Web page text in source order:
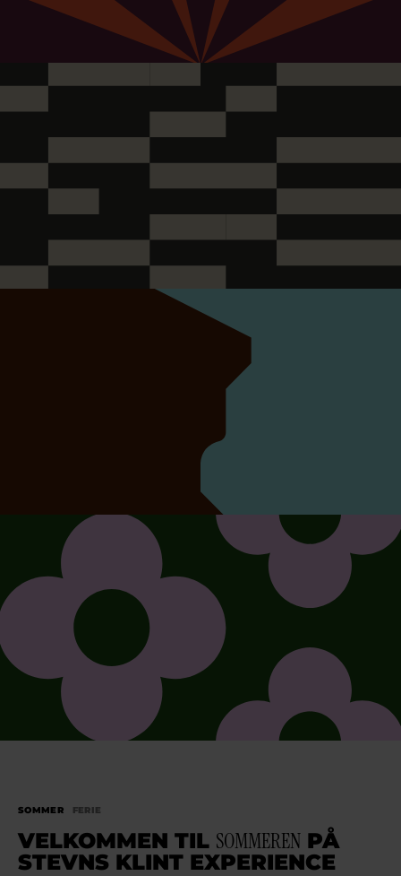
SOMMER FERIE
VELKOMMEN TIL SOMMEREN PÅ
STEVNS KLINT EXPERIENCE